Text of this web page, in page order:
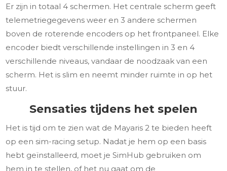
Er zijn in totaal 4 schermen. Het centrale scherm geeft
telemetriegegevens weer en 3 andere schermen
boven de roterende encoders op het frontpaneel. Elke
encoder biedt verschillende instellingen in 3 en 4
verschillende niveaus, vandaar de noodzaak van een
scherm. Het is slim en neemt minder ruimte in op het
stuur.
Sensaties tijdens het spelen
Het is tijd om te zien wat de Mayaris 2 te bieden heeft
op een sim-racing setup. Nadat je hem op een basis
hebt geïnstalleerd, moet je SimHub gebruiken om
hem in te stellen, of het nu gaat om de